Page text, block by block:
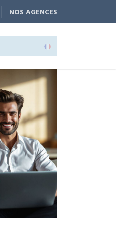
NOS AGENCES